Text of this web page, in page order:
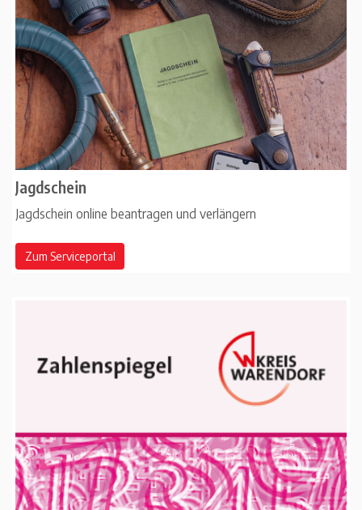
Jagdschein
Jagdschein online beantragen und verlängern
Zum Serviceportal